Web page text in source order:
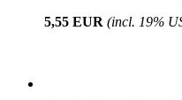
5,55 EUR (incl. 19%